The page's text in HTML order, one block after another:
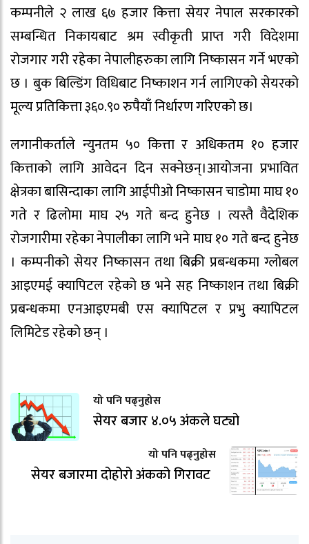
कम्पनीले २ लाख ६७ हजार कित्ता सेयर नेपाल सरकारको
सम्बन्धित निकायबाट श्रम स्वीकृती प्राप्त गरी विदेशमा
रोजगार गरी रहेका नेपालीहरुका लागि निष्कासन गर्ने भएको
छ । बुक बिल्डिंग विधिबाट निष्काशन गर्न लागिएको सेयरको
मूल्य प्रतिकित्ता ३६०.९० रुपैयाँ निर्धारण गरिएको छ।
लगानीकर्ताले न्युनतम ५० कित्ता र अधिकतम १० हजार
कित्ताको लागि आवेदन दिन सक्नेछन्।आयोजना प्रभावित
क्षेत्रका बासिन्दाका लागि आईपीओ निष्कासन चाडोमा माघ १०
गते र ढिलोमा माघ २५ गते बन्द हुनेछ । त्यस्तै वैदेशिक
रोजगारीमा रहेका नेपालीका लागि भने माघ १० गते बन्द हुनेछ
। कम्पनीको सेयर निष्कासन तथा बिक्री प्रबन्धकमा ग्लोबल
आइएमई क्यापिटल रहेको छ भने सह निष्काशन तथा बिक्री
प्रबन्धकमा एनआइएमबी एस क्यापिटल र प्रभु क्यापिटल
लिमिटेड रहेको छन् ।
यो पनि पढ्नुहोस
सेयर बजार ४.०५ अंकले घट्यो
यो पनि पढ्नुहोस
सेयर बजारमा दोहोरो अंकको गिरावट